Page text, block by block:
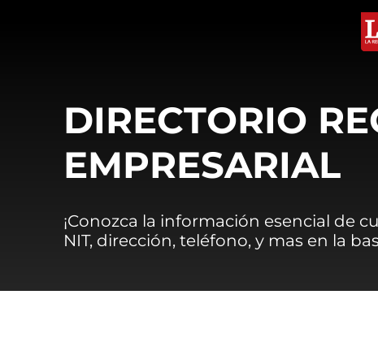
DIRECTORIO
EMPRESARIAL
¡Conozca la información esencial de
NIT, dirección, teléfono, y mas en la